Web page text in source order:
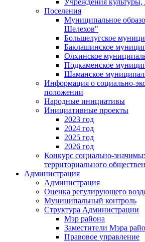
Поселения
Муниципальное
Шелехов"
Большелугское
Баклашинское
Олхинское
Подкаменское
Шаманское
Информация о социально-
положении
Народные инициативы
Инициативные проекты
2023 год
2024 год
2025 год
2026 год
Конкурс социально-
территориального
Администрация
Администрация
Оценка регулирующего
Муниципальный контроль
Структура Администрации
Мэр района
Заместители Мэра
Правовое управление